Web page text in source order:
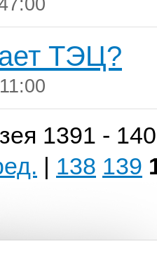
ТЭЦ?
1391 -
| 138 139